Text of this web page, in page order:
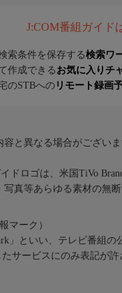
J:COM番組ガイド
索条件を保存する検索ワ
作成できる お気に入りチ
のSTBへの リモート録画
と異なる場合がございま
ドロゴは、米国TiVo
真等あらゆる素材の無断
マーク）
」といい、テレビ番組の
サービスにのみ表記が許